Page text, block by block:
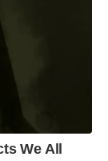
We All